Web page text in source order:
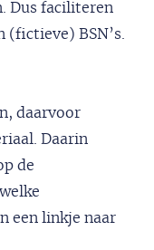
Dus faciliteren
BSN’s.
daarvoor
Daarin
de
een linkje naar